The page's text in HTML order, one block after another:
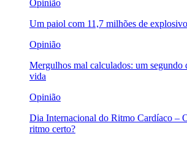
Opinião
Um paiol com 11,7 milhões de
Opinião
Mergulhos mal calculados: um segundo
vida
Opinião
Dia Internacional do Ritmo Cardíaco –
ritmo certo?